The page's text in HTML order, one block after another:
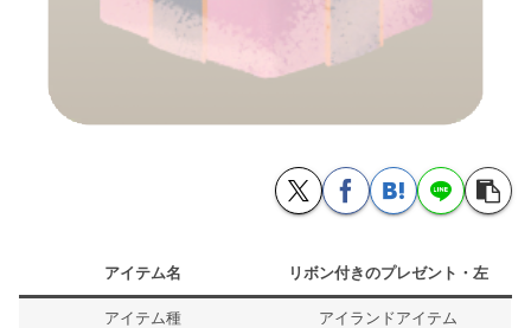
アイテム名 リボン付きのプレゼント・左
アイテム種 アイランドアイテム